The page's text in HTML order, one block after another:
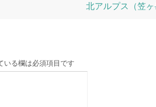
北アルプス（笠ヶ
いる欄は必須項目です